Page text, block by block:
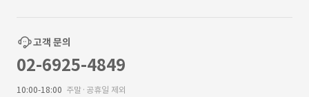
고객 문의
02-6925-4849
10:00-18:00 주말·공휴일 제외